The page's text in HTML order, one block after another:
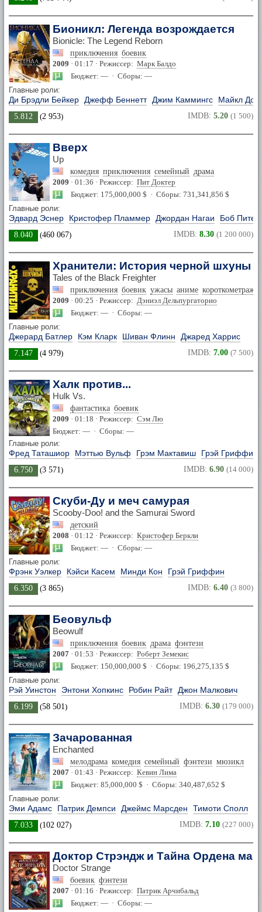
Бионикл: Легенда возрождается
Bionicle: The Legend Reborn
приключения боевик
2009 · 01:17 · Режиссер: Марк Балдо
Бюджет: — · Сборы: —
Главные роли:
Ди Брэдли Бейкер Джефф Беннетт Джим Каммингс Майкл
5.812 (2 953) IMDB: 5.20 (1 500)
Вверх
Up
комедия приключения семейный драма
2009 · 01:36 · Режиссер: Пит Доктер
Бюджет: 175,000,000 $ · Сборы: 731,341,856 $
Главные роли:
Эдвард Эснер Кристофер Пламмер Джордан Нагаи Боб
8.040 (460 067) IMDB: 8.30 (1 200 000)
Хранители: История черной шхуны
Tales of the Black Freighter
приключения боевик ужасы аниме короткометражка
2009 · 00:25 · Режиссер: Дэниэл Дельпургаторио
Бюджет: — · Сборы: —
Главные роли:
Джерард Батлер Кэм Кларк Шиван Флинн Джаред Харрис
7.147 (4 979) IMDB: 7.00 (7 500)
Халк против...
Hulk Vs.
фантастика боевик
2009 · 01:18 · Режиссер: Сэм Лю
Бюджет: — · Сборы: —
Главные роли:
Фред Таташиор Мэттью Вульф Грэм Мактавиш Грэй Гриффин
6.750 (3 571) IMDB: 6.90 (14 000)
Скуби-Ду и меч самурая
Scooby-Doo! and the Samurai Sword
детский
2008 · 01:12 · Режиссер: Кристофер Беркли
Бюджет: — · Сборы: —
Главные роли:
Фрэнк Уэлкер Кэйси Касем Минди Кон Грэй Гриффин
6.350 (3 865) IMDB: 6.40 (3 800)
Беовульф
Beowulf
приключения боевик драма фэнтези
2007 · 01:53 · Режиссер: Роберт Земекис
Бюджет: 150,000,000 $ · Сборы: 196,275,135 $
Главные роли:
Рэй Уинстон Энтони Хопкинс Робин Райт Джон Малкович
6.199 (58 501) IMDB: 6.30 (179 000)
Зачарованная
Enchanted
мелодрама комедия семейный фэнтези мюзикл
2007 · 01:43 · Режиссер: Кевин Лима
Бюджет: 85,000,000 $ · Сборы: 340,487,652 $
Главные роли:
Эми Адамс Патрик Демпси Джеймс Марсден Тимоти Сполл
7.033 (102 027) IMDB: 7.10 (227 000)
Доктор Стрэндж и Тайна Ордена
Doctor Strange
боевик фэнтези
2007 · 01:16 · Режиссер: Патрик Арчибальд
Бюджет: — · Сборы: —